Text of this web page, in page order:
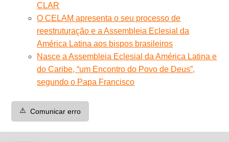
CLAR
O CELAM apresenta o seu processo de
reestruturação e a Assembleia Eclesial da
América Latina aos bispos brasileiros
Nasce a Assembleia Eclesial da América Latina e
do Caribe, “um Encontro do Povo de Deus”,
segundo o Papa Francisco
⚠️ Comunicar erro